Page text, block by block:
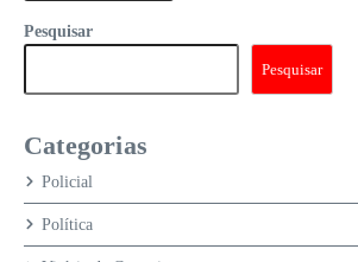
Pesquisar
Pesquisar
Categorias
Policial
Política